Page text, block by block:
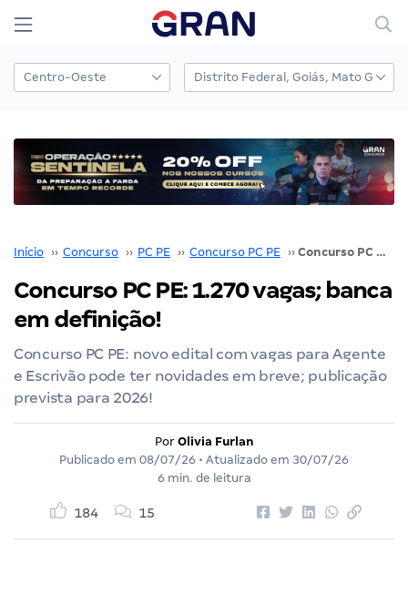
Início ›› Concurso ›› PC PE ›› Concurso PC PE ›› Concurso PC PE: 1.270 vagas; banca em definição!
Concurso PC PE: 1.270 vagas; banca
em definição!
Concurso PC PE: novo edital com vagas para Agente
e Escrivão pode ter novidades em breve; publicação
prevista para 2026!
Por Olivia Furlan
Publicado em 08/07/26 • Atualizado em 30/07/26
6 min. de leitura
184 15